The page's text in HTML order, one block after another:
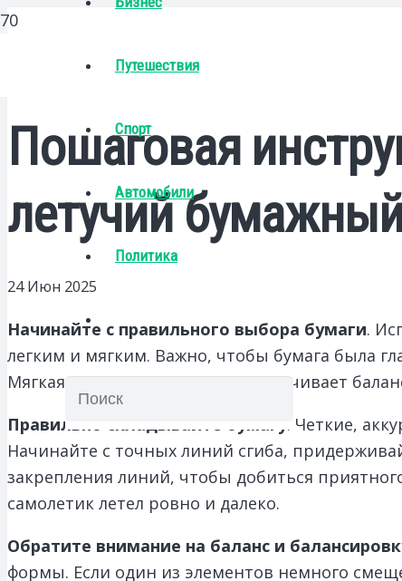
Путешествия
Спорт
Автомобили
Политика
Пошаговая
летучий
24 Июн 2025
Начинайте с правильного выбора бумаги.
легким и мягким. Важно, чтобы бумага была
Мягкая, но плотная бумага обеспечивает
Правильно складывайте бумагу
. Четкие,
Начинайте с точных линий сгиба,
закрепления линий, чтобы добиться
самолетик летел ровно и далеко.
Обратите внимание на баланс и
формы. Если один из элементов немного